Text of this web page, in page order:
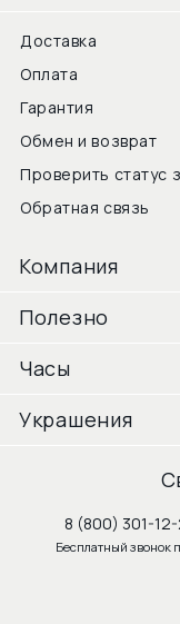
Доставка
Оплата
Гарантия
Обмен и возврат
Проверить статус
Обратная связь
Компания
Полезно
Часы
Украшения
8 (800) 301-
Бесплатный звонок